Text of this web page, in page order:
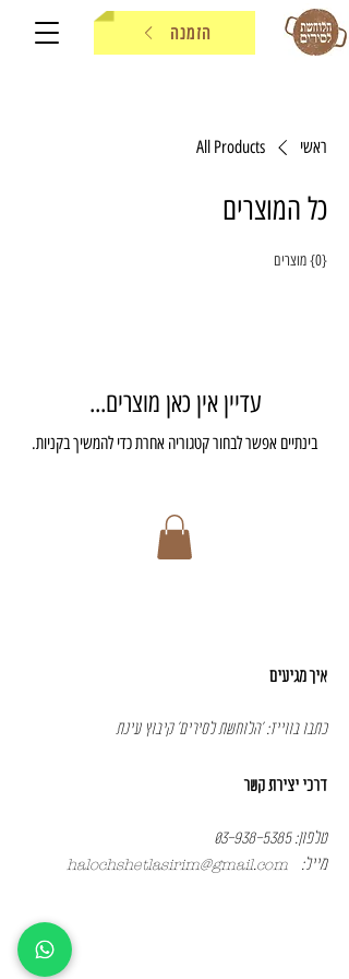
הזמנה
ראשי All Products
כל המוצרים
{0} מוצרים
עדיין אין כאן מוצרים...
בינתיים אפשר לבחור קטגוריה אחרת כדי להמשיך בקניות.
איך מגיעים
כתבו בווייז: 'הלוחשת לסירים' קיבוץ עינת
דרכי יצירת קשר
טלפון: 03-938-5385
מייל:
halochshetlasirim@gmail.com